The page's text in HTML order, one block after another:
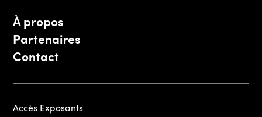
À propos
Partenaires
Contact
Accès Exposants